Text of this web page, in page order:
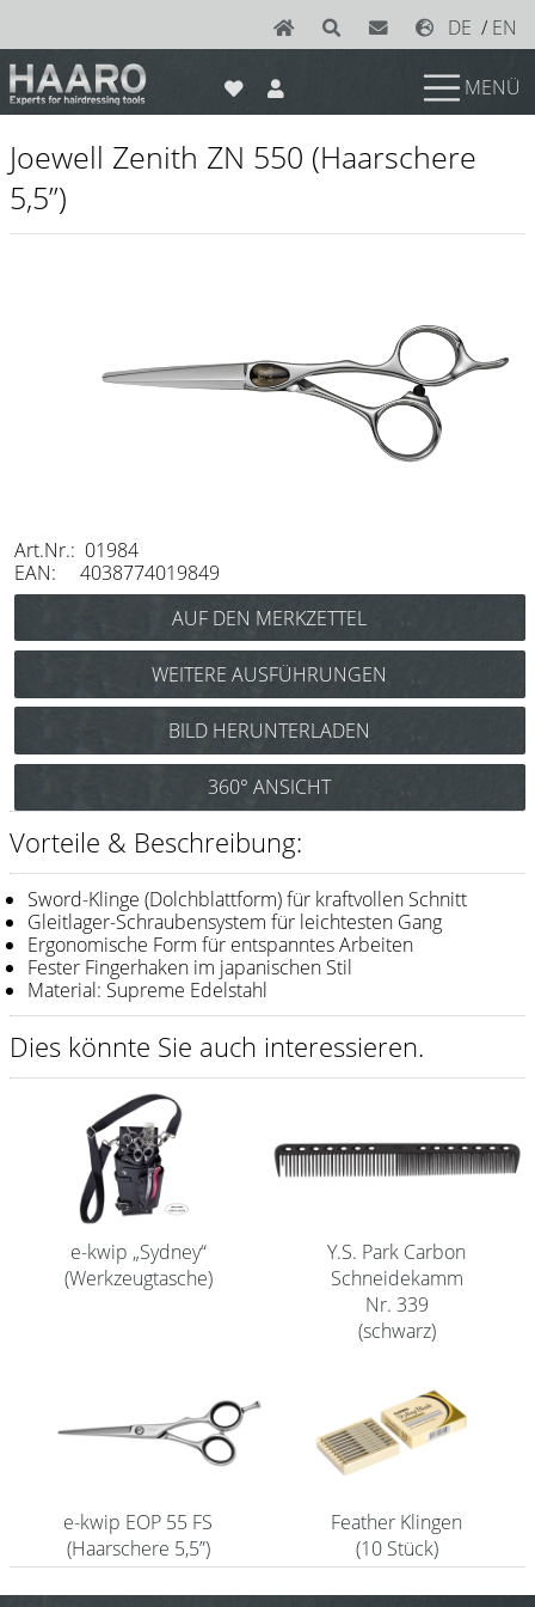
DE / EN
MENÜ
Scheren
Joewell
Messer / Klingen
Feather
e-kwip
Kämme
Bürsten
Y.S. Park
Werkzeugtaschen
e-kwip
Joewell
Aromase Salon-Pro
Equipment
Produktwissen Scheren
Kataloge
Joewell Zenith ZN 550 (Haarschere
5,5’’)
Art.Nr.: 01984
EAN: 4038774019849
WEITERE AUSFÜHRUNGEN
Joewell Zenith ZN 500
(Haarschere 5,0’’) Art.Nr.: 01983
Joewell Zenith ZN 600
(Haarschere 6,0’’) Art.Nr.: 01985
BILD HERUNTERLADEN
360° ANSICHT
Vorteile & Beschreibung:
Sword-Klinge (Dolchblattform) für kraftvollen Schnitt
Gleitlager-Schraubensystem für leichtesten Gang
Ergonomische Form für entspanntes Arbeiten
Fester Fingerhaken im japanischen Stil
Material: Supreme Edelstahl
Dies könnte Sie auch interessieren.
e-kwip „Sydney“
(Werkzeugtasche)
Y.S. Park Carbon
Schneidekamm
Nr. 339
(schwarz)
e-kwip EOP 55 FS
(Haarschere 5,5”)
Feather Klingen
(10 Stück)